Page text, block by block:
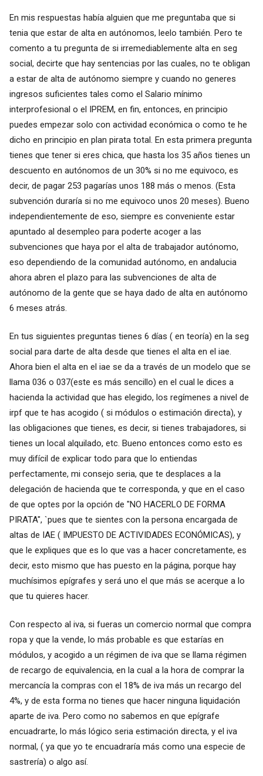
En mis respuestas había alguien que me preguntaba que si
tenia que estar de alta en autónomos, leelo también. Pero te
comento a tu pregunta de si irremediablemente alta en seg
social, decirte que hay sentencias por las cuales, no te obligan
a estar de alta de autónomo siempre y cuando no generes
ingresos suficientes tales como el Salario mínimo
interprofesional o el IPREM, en fin, entonces, en principio
puedes empezar solo con actividad económica o como te he
dicho en principio en plan pirata total. En esta primera pregunta
tienes que tener si eres chica, que hasta los 35 años tienes un
descuento en autónomos de un 30% si no me equivoco, es
decir, de pagar 253 pagarías unos 188 más o menos. (Esta
subvención duraría si no me equivoco unos 20 meses). Bueno
independientemente de eso, siempre es conveniente estar
apuntado al desempleo para poderte acoger a las
subvenciones que haya por el alta de trabajador autónomo,
eso dependiendo de la comunidad autónomo, en andalucia
ahora abren el plazo para las subvenciones de alta de
autónomo de la gente que se haya dado de alta en autónomo
6 meses atrás.
En tus siguientes preguntas tienes 6 días ( en teoría) en la seg
social para darte de alta desde que tienes el alta en el iae.
Ahora bien el alta en el iae se da a través de un modelo que se
llama 036 o 037(este es más sencillo) en el cual le dices a
hacienda la actividad que has elegido, los regímenes a nivel de
irpf que te has acogido ( si módulos o estimación directa), y
las obligaciones que tienes, es decir, si tienes trabajadores, si
tienes un local alquilado, etc. Bueno entonces como esto es
muy difícil de explicar todo para que lo entiendas
perfectamente, mi consejo seria, que te desplaces a la
delegación de hacienda que te corresponda, y que en el caso
de que optes por la opción de "NO HACERLO DE FORMA
PIRATA", `pues que te sientes con la persona encargada de
altas de IAE ( IMPUESTO DE ACTIVIDADES ECONÓMICAS), y
que le expliques que es lo que vas a hacer concretamente, es
decir, esto mismo que has puesto en la página, porque hay
muchísimos epígrafes y será uno el que más se acerque a lo
que tu quieres hacer.
Con respecto al iva, si fueras un comercio normal que compra
ropa y que la vende, lo más probable es que estarías en
módulos, y acogido a un régimen de iva que se llama régimen
de recargo de equivalencia, en la cual a la hora de comprar la
mercancía la compras con el 18% de iva más un recargo del
4%, y de esta forma no tienes que hacer ninguna liquidación
aparte de iva. Pero como no sabemos en que epígrafe
encuadrarte, lo más lógico seria estimación directa, y el iva
normal, ( ya que yo te encuadraría más como una especie de
sastrería) o algo así.